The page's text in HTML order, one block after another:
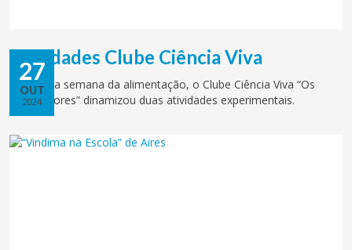
27
OUT
2024
Atividades Clube Ciência Viva
Durante a semana da alimentação, o Clube Ciência Viva “Os
Exploradores” dinamizou duas atividades experimentais.